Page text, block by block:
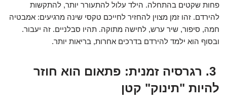
פחות שקטים בהתחלה. הילד עלול להתעורר יותר, להתקשות
להירדם. זהו זמן מצוין להחזיר לחייכם טקסי שינה מרגיעים: אמבטיה
חמה, סיפור, שיר ערש, לחישה מתוקה. תהיו סבלניים. זה יעבור.
ובסוף הוא ילמד להירדם בדרכים אחרות, בריאות יותר.
3. רגרסיה זמנית: פתאום הוא חוזר
להיות "תינוק" קטן